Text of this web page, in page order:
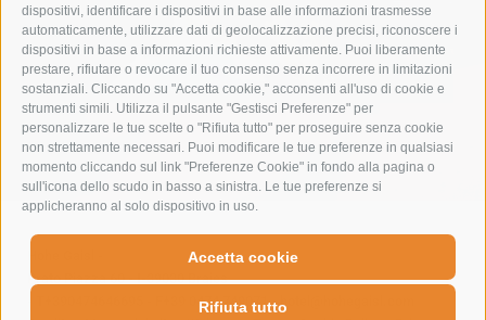
dispositivi, identificare i dispositivi in base alle informazioni trasmesse
automaticamente, utilizzare dati di geolocalizzazione precisi, riconoscere i
dispositivi in base a informazioni richieste attivamente. Puoi liberamente
prestare, rifiutare o revocare il tuo consenso senza incorrere in limitazioni
sostanziali. Cliccando su "Accetta cookie," acconsenti all'uso di cookie e
strumenti simili. Utilizza il pulsante "Gestisci Preferenze" per
personalizzare le tue scelte o "Rifiuta tutto" per proseguire senza cookie
non strettamente necessari. Puoi modificare le tue preferenze in qualsiasi
momento cliccando sul link "Preferenze Cookie" in fondo alla pagina o
sull'icona dello scudo in basso a sinistra. Le tue preferenze si
applicheranno al solo dispositivo in uso.
Accetta cookie
Rifiuta tutto
Prato Piazza 60 - I-39030 Braies
F+39 0474 749071 - hotel@hohegaisl.com